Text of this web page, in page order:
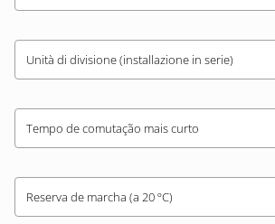
Unità di divisione (installazione in serie)
Tempo de comutação mais curto
Reserva de marcha (a 20 ºC)